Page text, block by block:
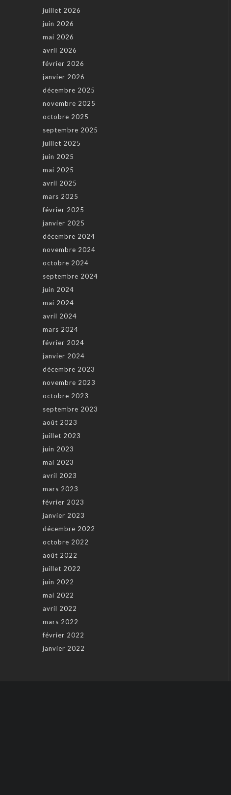
juillet 2026
juin 2026
mai 2026
avril 2026
février 2026
janvier 2026
décembre 2025
novembre 2025
octobre 2025
septembre 2025
juillet 2025
juin 2025
mai 2025
avril 2025
mars 2025
février 2025
janvier 2025
décembre 2024
novembre 2024
octobre 2024
septembre 2024
juin 2024
mai 2024
avril 2024
mars 2024
février 2024
janvier 2024
décembre 2023
novembre 2023
octobre 2023
septembre 2023
août 2023
juillet 2023
juin 2023
mai 2023
avril 2023
mars 2023
février 2023
janvier 2023
décembre 2022
octobre 2022
août 2022
juillet 2022
juin 2022
mai 2022
avril 2022
mars 2022
février 2022
janvier 2022